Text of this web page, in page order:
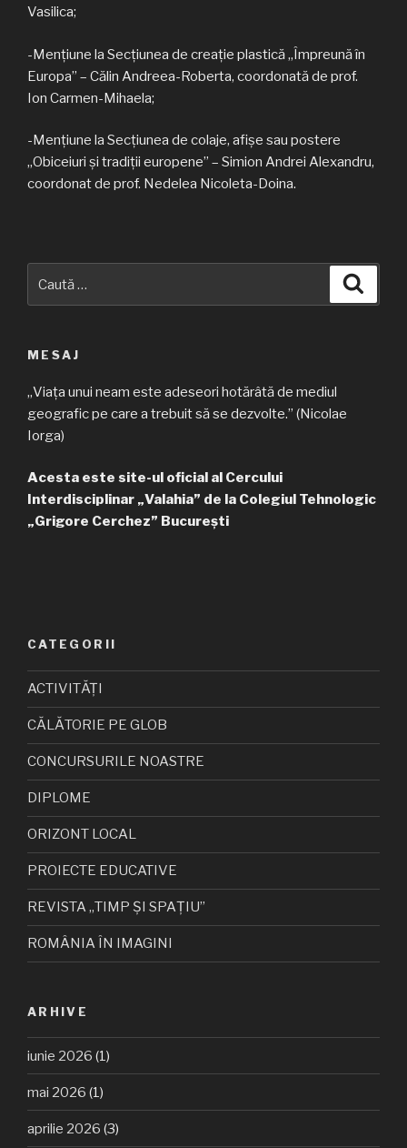
Vasilica;
-Mențiune la Secțiunea de creaţie plastică „Împreună în
Europa” – Călin Andreea-Roberta, coordonată de prof.
Ion Carmen-Mihaela;
-Mențiune la Secțiunea de colaje, afişe sau postere
„Obiceiuri şi tradiţii europene” – Simion Andrei Alexandru,
coordonat de prof. Nedelea Nicoleta-Doina.
MESAJ
„Viața unui neam este adeseori hotărâtă de mediul
geografic pe care a trebuit să se dezvolte.” (Nicolae
Iorga)
Acesta este site-ul oficial al Cercului
Interdisciplinar „Valahia” de la Colegiul Tehnologic
„Grigore Cerchez” București
CATEGORII
ACTIVITĂȚI
CĂLĂTORIE PE GLOB
CONCURSURILE NOASTRE
DIPLOME
ORIZONT LOCAL
PROIECTE EDUCATIVE
REVISTA „TIMP ȘI SPAȚIU”
ROMÂNIA ÎN IMAGINI
ARHIVE
iunie 2026 (1)
mai 2026 (1)
aprilie 2026 (3)